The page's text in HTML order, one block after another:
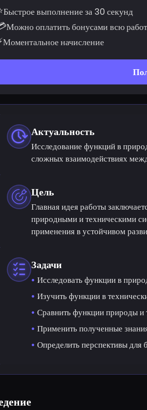
Быстрое выполнение за 30 секунд
Можно оплатить бонусами всю
Моментальное начисление
Актуальность
Исследование функций в
сложных взаимодействиях
Цель
Главная идея работы
природными и техническими
применения в устойчивом
Задачи
Исследовать функции в
Изучить функции в
Сравнить функции природы и
Применить полученные
Определить перспективы для